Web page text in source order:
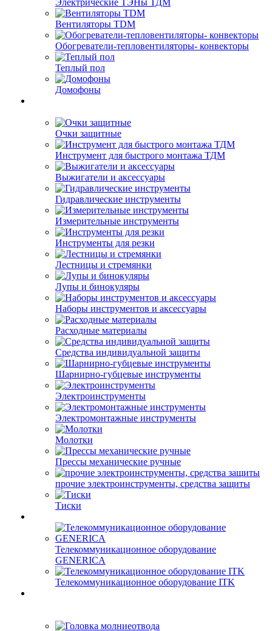
Электрические ТЭНы ТДМ
Вентиляторы TDM
Обогреватели-тепловентиляторы- конвекторы
Теплый пол
Домофоны
Очки защитные
Инструмент для быстрого монтажа ТДМ
Выжигатели и аксессуары
Гидравлические инструменты
Измерительные инструменты
Инструменты для резки
Лестницы и стремянки
Лупы и бинокуляры
Наборы инструментов и аксессуары
Расходные материалы
Средства индивидуальной защиты
Шарнирно-губцевые инструменты
Электроинструменты
Электромонтажные инструменты
Молотки
Прессы механические ручные
прочие электроинструменты, средства защиты
Тиски
Телекоммуникационное оборудование
GENERICA
Телекоммуникационное оборудование ITK